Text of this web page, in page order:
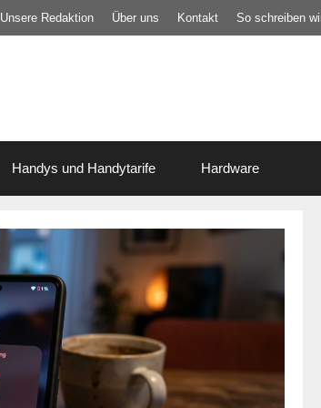
Unsere Redaktion Über uns Kontakt So schreiben
Handys und Handytarife Hardware